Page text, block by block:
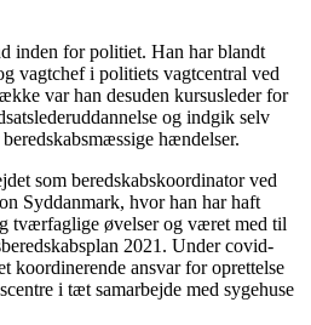
inden for politiet. Han har blandt
vagtchef i politiets vagtcentral ved
var han desuden kursusleder for
og indgik selv
hændelser.
som beredskabskoordinator ved
Syddanmark, hvor han har haft
tværfaglige øvelser og været med til
2021. Under covid-
koordinerende ansvar for oprettelse
i tæt samarbejde med sygehuse